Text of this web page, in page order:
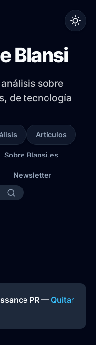
Blansi
sobre
de tecnología
Artículos
Sobre Blansi.es
Newsletter
PR— Quitar